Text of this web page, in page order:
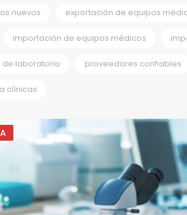
nuevos exportación de equipos
importación de equipos médicos
laboratorio proveedores confiables
clínicas